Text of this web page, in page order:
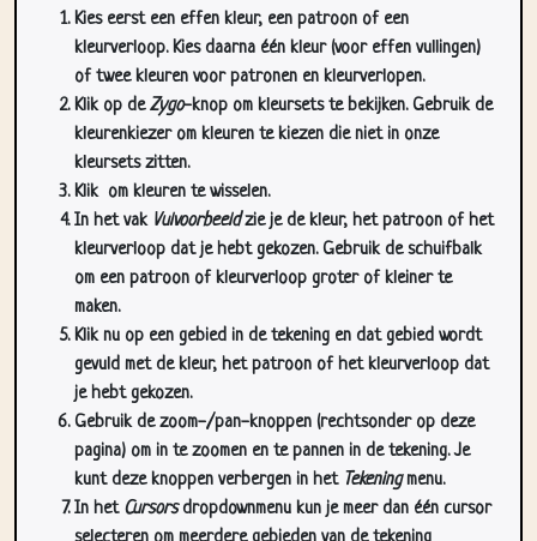
Kies eerst een effen kleur, een patroon of een
kleurverloop. Kies daarna één kleur (voor effen vullingen)
of twee kleuren voor patronen en kleurverlopen.
Klik op deZygo-knop om kleursets te bekijken. Gebruik de
kleurenkiezer om kleuren te kiezen die niet in onze
kleursets zitten.
Klik om kleuren te wisselen.
In het vak Vulvoorbeeldzie je de kleur, het patroon of het
kleurverloop dat je hebt gekozen. Gebruik de schuifbalk
om een patroon of kleurverloop groter of kleiner te
maken.
Klik nu op een gebied in de tekening en dat gebied wordt
gevuld met de kleur, het patroon of het kleurverloop dat
je hebt gekozen.
Gebruik de zoom-/pan-knoppen (rechtsonder op deze
pagina) om in te zoomen en te pannen in de tekening. Je
kunt deze knoppen verbergen in het Tekeningmenu.
In het Cursorsdropdownmenu kun je meer dan één cursor